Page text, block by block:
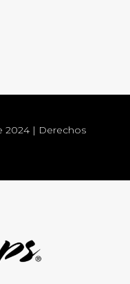
2024 | Derechos